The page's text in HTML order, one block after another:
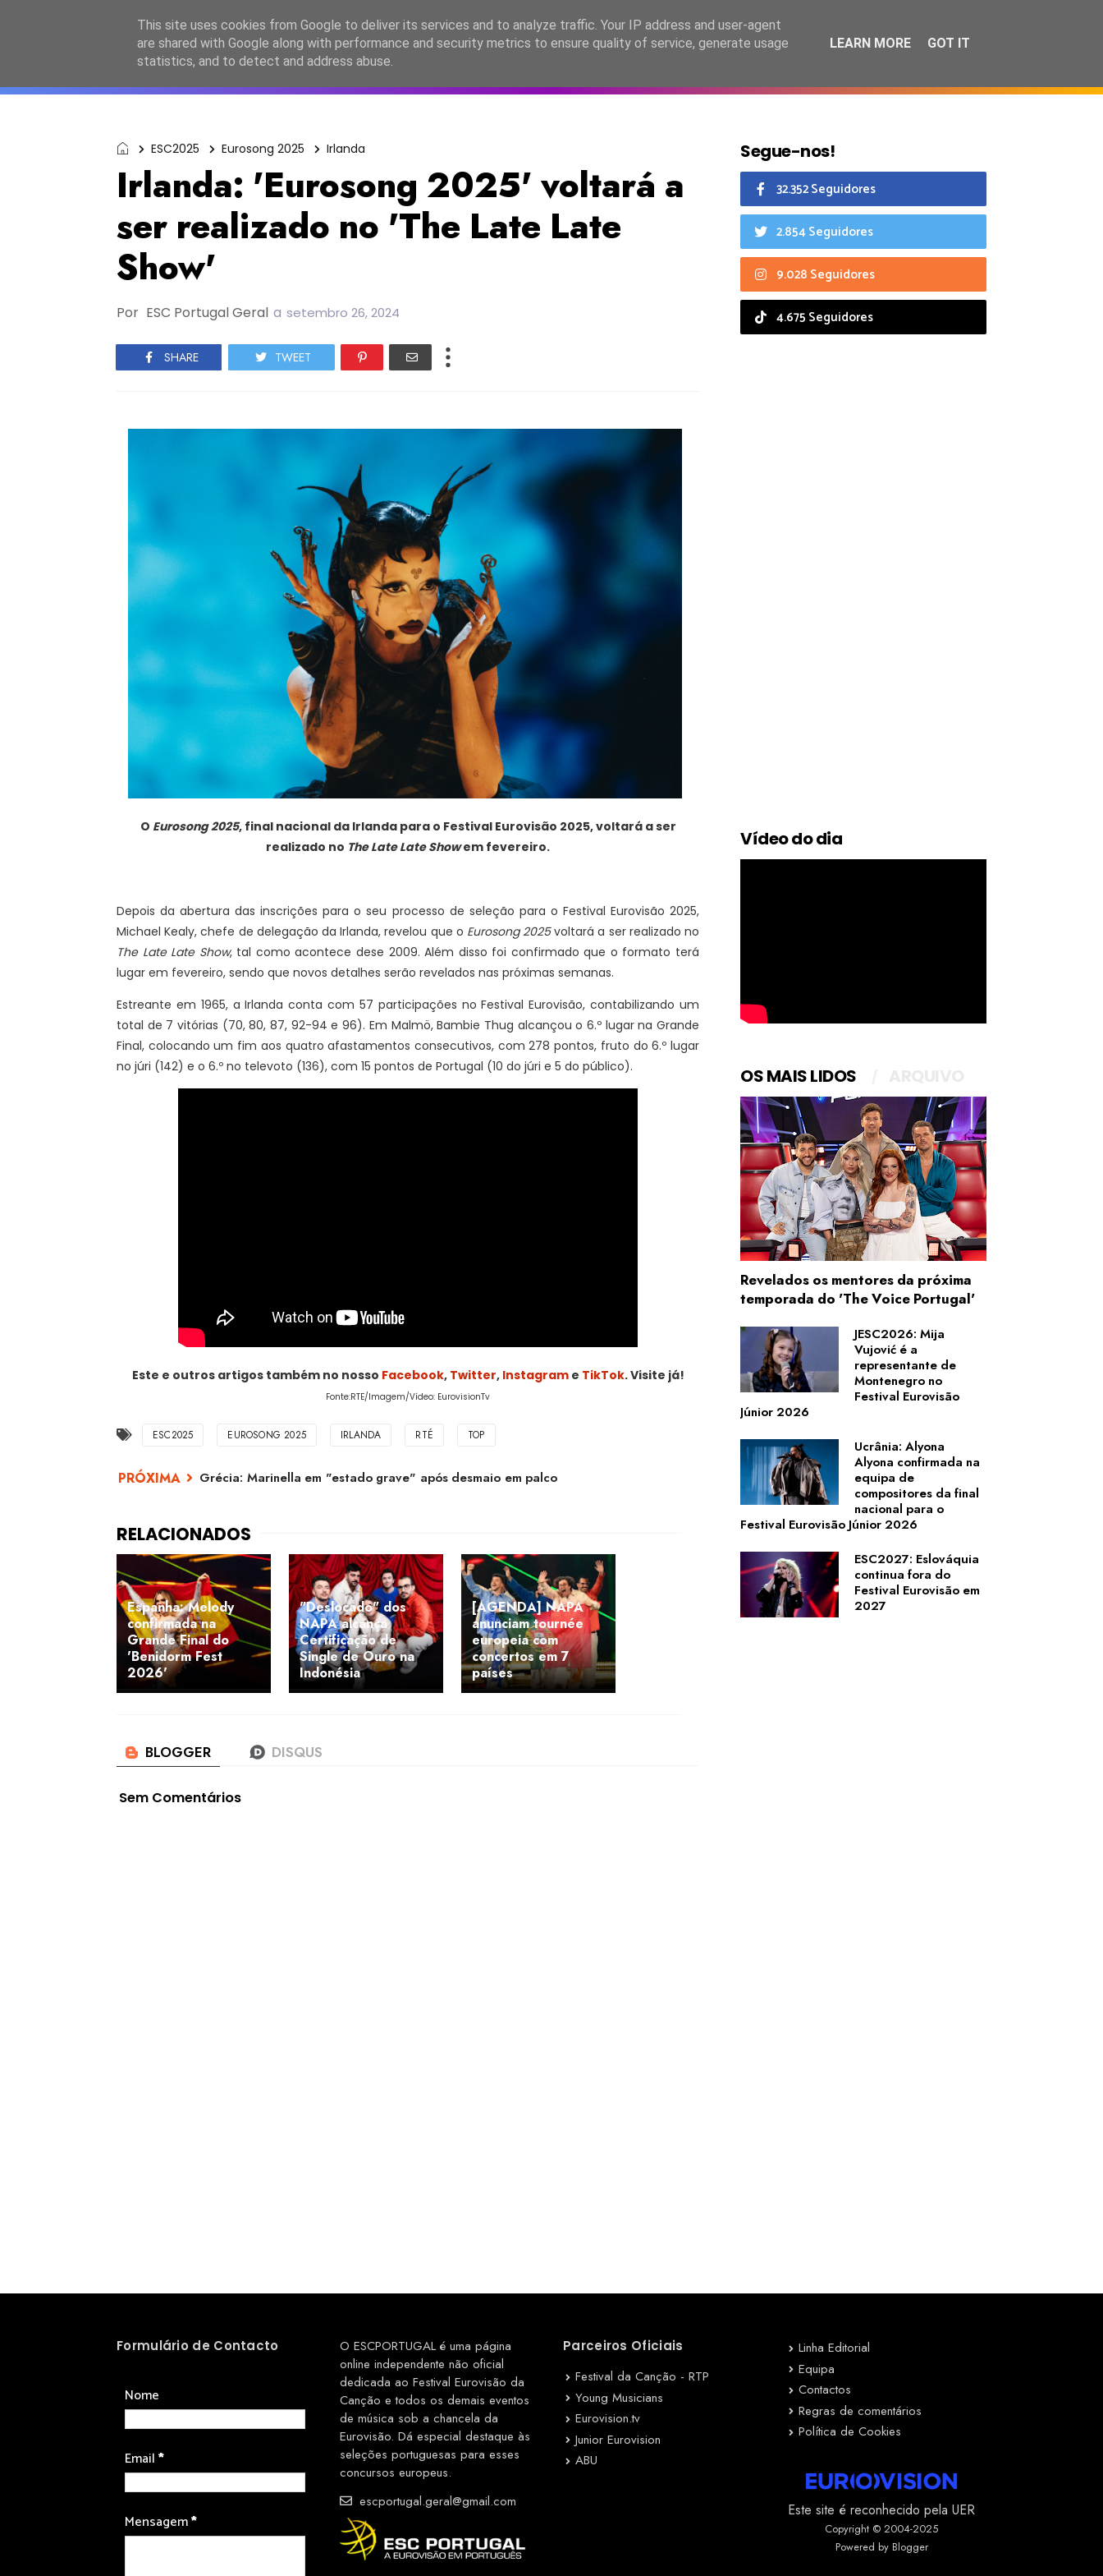
ESC2027 JESC2026 FC2026 EASC2026 PORTUGAL LANÇAMENTOS ESPECIAIS CALENDÁRIO
ESC2025 Eurosong 2025 Irlanda
Irlanda: 'Eurosong 2025' voltará a
ser realizado no 'The Late Late
Show'
Por ESC Portugal Geral a setembro 26, 2024
SHARE TWEET
O Eurosong 2025, final nacional da Irlanda para o Festival Eurovisão 2025, voltará a ser
realizado no The Late Late Showem fevereiro.
Depois da abertura das inscrições para o seu processo de seleção para o Festival Eurovisão 2025,
Michael Kealy, chefe de delegação da Irlanda, revelou que o Eurosong 2025voltará a ser realizado no
The Late Late Show, tal como acontece dese 2009. Além disso foi confirmado que o formato terá
lugar em fevereiro, sendo que novos detalhes serão revelados nas próximas semanas.
Estreante em 1965, a Irlanda conta com 57 participações no Festival Eurovisão, contabilizando um
total de 7 vitórias (70, 80, 87, 92-94 e 96). Em Malmö, Bambie Thug alcançou o 6.º lugar na Grande
Final, colocando um fim aos quatro afastamentos consecutivos, com 278 pontos, fruto do 6.º lugar
no júri (142) e o 6.º no televoto (136), com 15 pontos de Portugal (10 do júri e 5 do público).
Este e outros artigos também no nosso Facebook, Twitter, Instagrame TikTok. Visite já!
Fonte:RTE/Imagem/Vídeo: EurovisionTv
ESC2025 EUROSONG 2025 IRLANDA RTÉ TOP
Grécia: Marinella em "estado grave" após desmaio em palco
Espanha: Melody
confirmada na
Grande Final do
'Benidorm Fest
2026'
"Deslocado" dos
NAPA alcança
Certificação de
Single de Ouro na
Indonésia
[AGENDA] NAPA
anunciam tournée
europeia com
concertos em 7
países
Sem Comentários
Segue-nos!
32.352 Seguidores
2.854 Seguidores
9.028 Seguidores
4.675 Seguidores
Vídeo do dia
OS MAIS LIDOS
Revelados os mentores da próxima
temporada do 'The Voice Portugal'
JESC2026: Mija
Vujović é a
representante de
Montenegro no
Festival Eurovisão
Júnior 2026
Ucrânia: Alyona
Alyona confirmada na
equipa de
compositores da final
nacional para o
Festival Eurovisão Júnior 2026
ESC2027: Eslováquia
continua fora do
Festival Eurovisão em
2027
Formulário de Contacto
Nome
Email*
Mensagem*
O ESCPORTUGAL é uma página
online independente não oficial
dedicada ao Festival Eurovisão da
Canção e todos os demais eventos
de música sob a chancela da
Eurovisão. Dá especial destaque às
seleções portuguesas para esses
concursos europeus.
escportugal.geral@gmail.com
Parceiros Oficiais
Festival da Canção - RTP
Young Musicians
Eurovision.tv
Junior Eurovision
ABU
Linha Editorial
Equipa
Contactos
Regras de comentários
Política de Cookies
Este site é reconhecido pela UER
Copyright © 2004-2025
Powered by Blogger
This site uses cookies from Google to deliver its services and to analyze traffic. Your IP address and user-agent
are shared with Google along with performance and security metrics to ensure quality of service, generate usage
statistics, and to detect and address abuse.
LEARN MORE GOT IT